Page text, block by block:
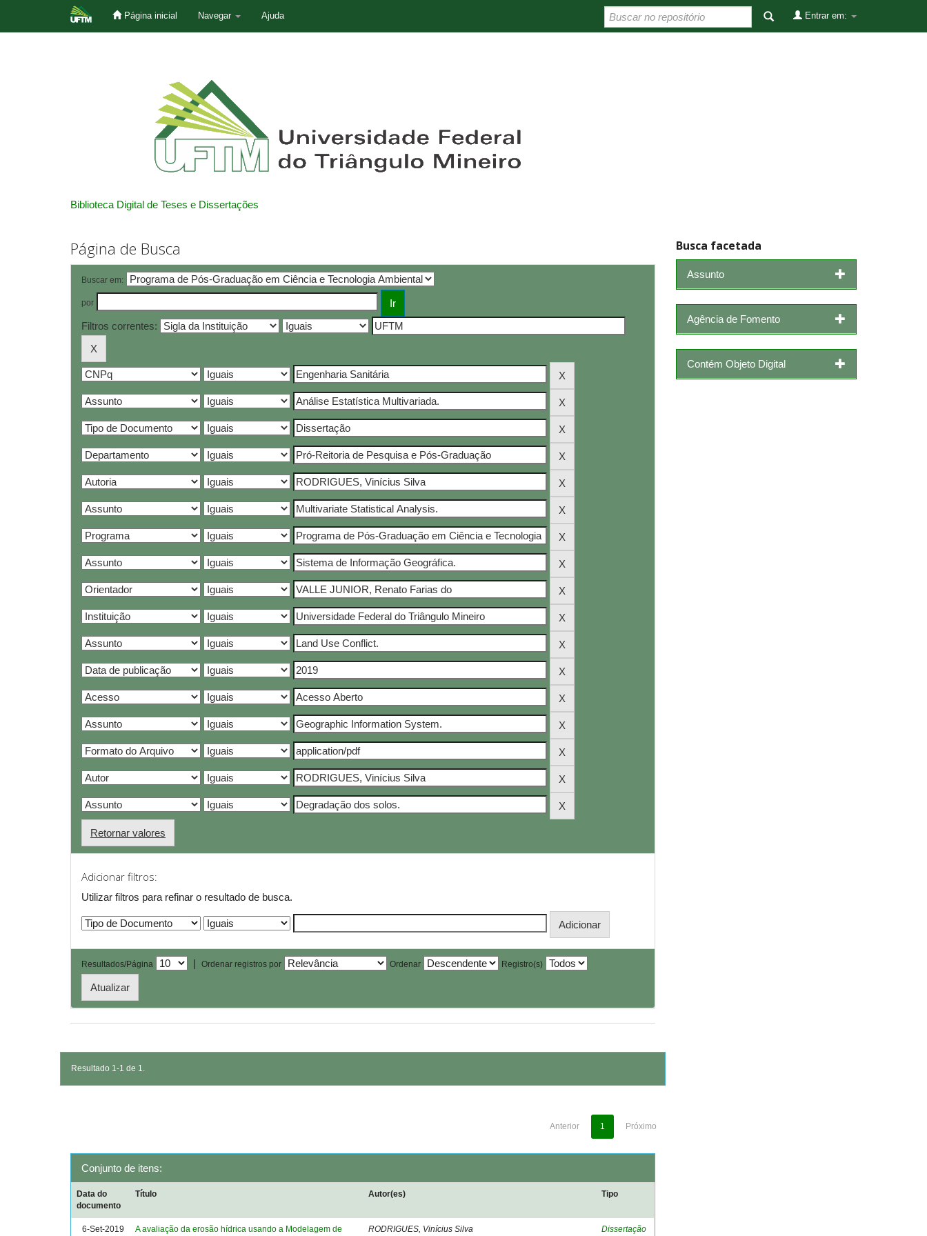
Página inicial Navegar Ajuda Entrar em:
Biblioteca Digital de Teses e Dissertações
Página de Busca
Buscar em:
por
Filtros correntes:
Retornar valores
Adicionar filtros:
Utilizar filtros para refinar o resultado de busca.
Resultados/Página | Ordenar registros por Ordenar Registro(s)
Resultado 1-1 de 1.
Anterior 1 Próximo
Conjunto de itens:
Data do
documento
Título Autor(es) Tipo
6-Set-2019 A avaliação da erosão hídrica usando a Modelagem de RODRIGUES, Vinícius Silva Dissertação
Busca facetada
Assunto
Agência de Fomento
Contém Objeto Digital